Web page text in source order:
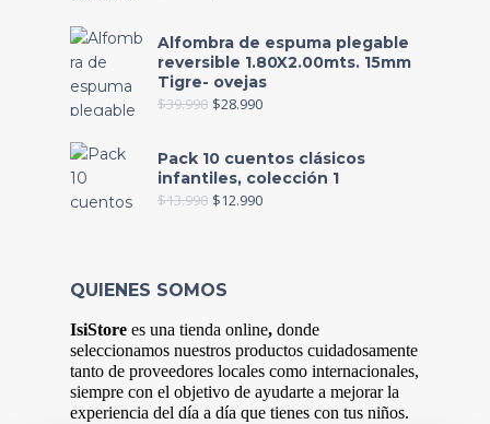
Alfombra de espuma plegable
reversible 1.80X2.00mts. 15mm
Tigre- ovejas
$39.990 $28.990
Pack 10 cuentos clásicos
infantiles, colección 1
$13.990 $12.990
QUIENES SOMOS
IsiStore es una tienda online, donde
seleccionamos nuestros productos cuidadosamente
tanto de proveedores locales como internacionales,
siempre con el objetivo de ayudarte a mejorar la
experiencia del día a día que tienes con tus niños.